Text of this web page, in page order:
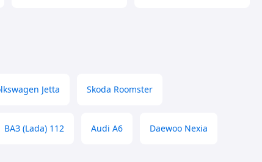
Jetta Skoda Roomster
ВАЗ (Lada) 112 Audi A6 Daewoo Nexia